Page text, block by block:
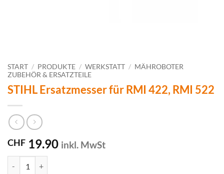
START / PRODUKTE / WERKSTATT / MÄHROBOTER
ZUBEHÖR & ERSATZTEILE
STIHL Ersatzmesser für RMI 422, RMI 522
CHF 19.90 inkl. MwSt